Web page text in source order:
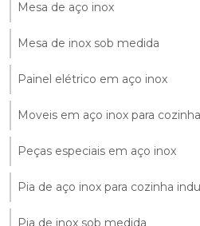
Mesa de aço inox
Mesa de inox sob medida
Painel elétrico em aço inox
Moveis em aço inox para
Peças especiais em aço inox
Pia de aço inox para cozinha
Pia de inox sob medida